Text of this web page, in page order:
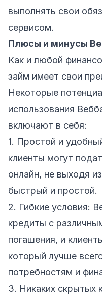
выполнять свои
сервисом.
Плюсы и минусы
Как и любой
займ имеет свои
Некоторые
использования
включают в себя:
1. Простой и
клиенты могут
онлайн, не выходя
быстрый и простой.
2. Гибкие условия:
кредиты с
погашения, и
который лучше
потребностям и
3. Никаких скрытых